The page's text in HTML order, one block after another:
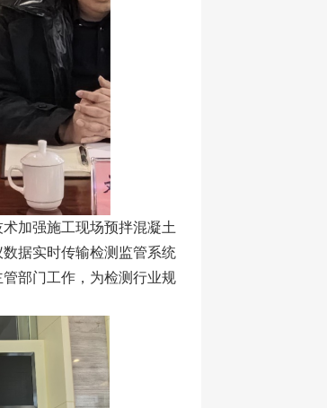
加强施工现场预拌混凝土
据实时传输检测监管系统
部门工作，为检测行业规